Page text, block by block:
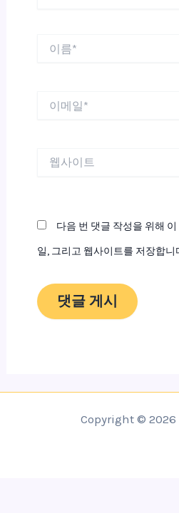
다음 번 댓글 작성을 위해
일, 그리고 웹사이트를 저장합니
Copyright © 2026